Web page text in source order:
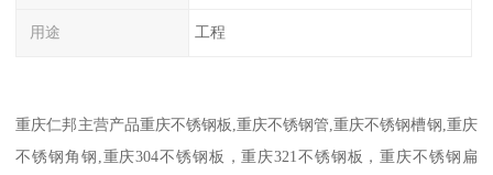
用途 工程
重庆仁邦主营产品重庆不锈钢板,重庆不锈钢管,重庆不锈钢槽钢,重庆
不锈钢角钢,重庆304不锈钢板，重庆321不锈钢板，重庆不锈钢扁